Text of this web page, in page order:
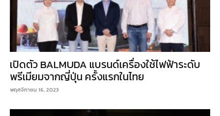
เปิดตัว BALMUDA แบรนด์เครื่องใช้ไฟฟ้าระดับ
พรีเมียมจากญี่ปุ่น ครั้งแรกในไทย
พฤศจิกายน 16, 2023